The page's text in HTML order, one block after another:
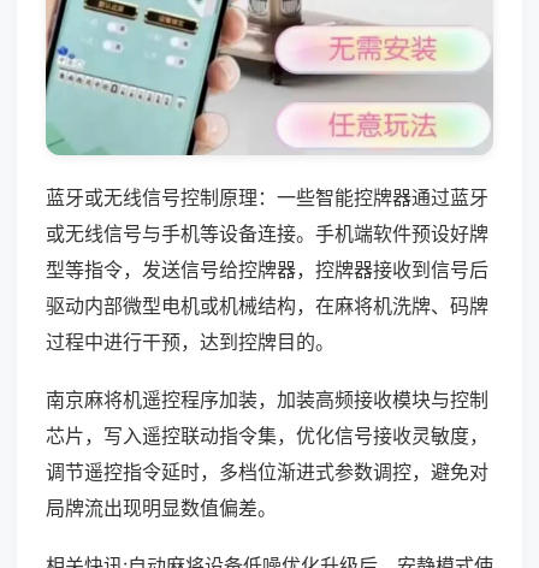
蓝牙或无线信号控制原理：一些智能控牌器通过蓝牙
或无线信号与手机等设备连接。手机端软件预设好牌
型等指令，发送信号给控牌器，控牌器接收到信号后
驱动内部微型电机或机械结构，在麻将机洗牌、码牌
过程中进行干预，达到控牌目的。
南京麻将机遥控程序加装，加装高频接收模块与控制
芯片，写入遥控联动指令集，优化信号接收灵敏度，
调节遥控指令延时，多档位渐进式参数调控，避免对
局牌流出现明显数值偏差。